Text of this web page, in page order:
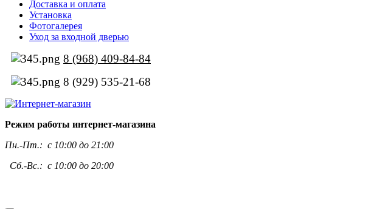
Доставка и оплата
Установка
Фотогалерея
Уход за входной дверью
8 (968) 409-84-84
8 (929) 535-21-68
Режим работы интернет-магазина
Пн.-Пт.: с 10:00 до 21:00
Сб.-Вс.: с 10:00 до 20:00